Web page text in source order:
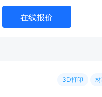
在线报价
3D打印